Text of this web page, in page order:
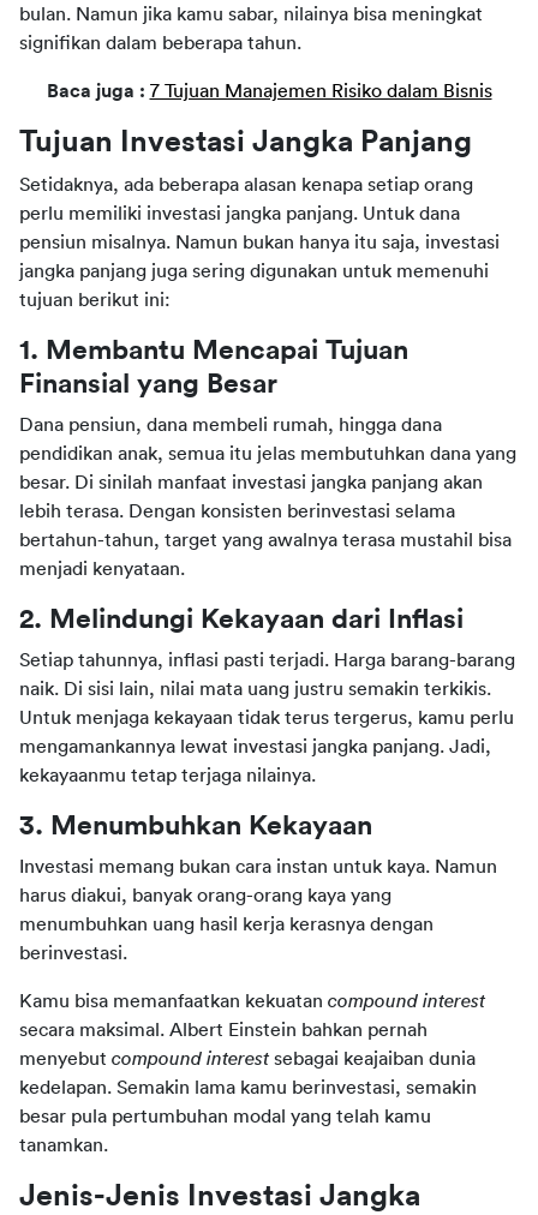
bulan. Namun jika kamu sabar, nilainya bisa meningkat
signifikan dalam beberapa tahun.
Baca juga : 7 Tujuan Manajemen Risiko dalam Bisnis
Tujuan Investasi Jangka Panjang
Setidaknya, ada beberapa alasan kenapa setiap orang
perlu memiliki investasi jangka panjang. Untuk dana
pensiun misalnya. Namun bukan hanya itu saja, investasi
jangka panjang juga sering digunakan untuk memenuhi
tujuan berikut ini:
1. Membantu Mencapai Tujuan
Finansial yang Besar
Dana pensiun, dana membeli rumah, hingga dana
pendidikan anak, semua itu jelas membutuhkan dana yang
besar. Di sinilah manfaat investasi jangka panjang akan
lebih terasa. Dengan konsisten berinvestasi selama
bertahun-tahun, target yang awalnya terasa mustahil bisa
menjadi kenyataan.
2. Melindungi Kekayaan dari Inflasi
Setiap tahunnya, inflasi pasti terjadi. Harga barang-barang
naik. Di sisi lain, nilai mata uang justru semakin terkikis.
Untuk menjaga kekayaan tidak terus tergerus, kamu perlu
mengamankannya lewat investasi jangka panjang. Jadi,
kekayaanmu tetap terjaga nilainya.
3. Menumbuhkan Kekayaan
Investasi memang bukan cara instan untuk kaya. Namun
harus diakui, banyak orang-orang kaya yang
menumbuhkan uang hasil kerja kerasnya dengan
berinvestasi.
Kamu bisa memanfaatkan kekuatan compound interest
secara maksimal. Albert Einstein bahkan pernah
menyebut compound interest sebagai keajaiban dunia
kedelapan. Semakin lama kamu berinvestasi, semakin
besar pula pertumbuhan modal yang telah kamu
tanamkan.
Jenis-Jenis Investasi Jangka